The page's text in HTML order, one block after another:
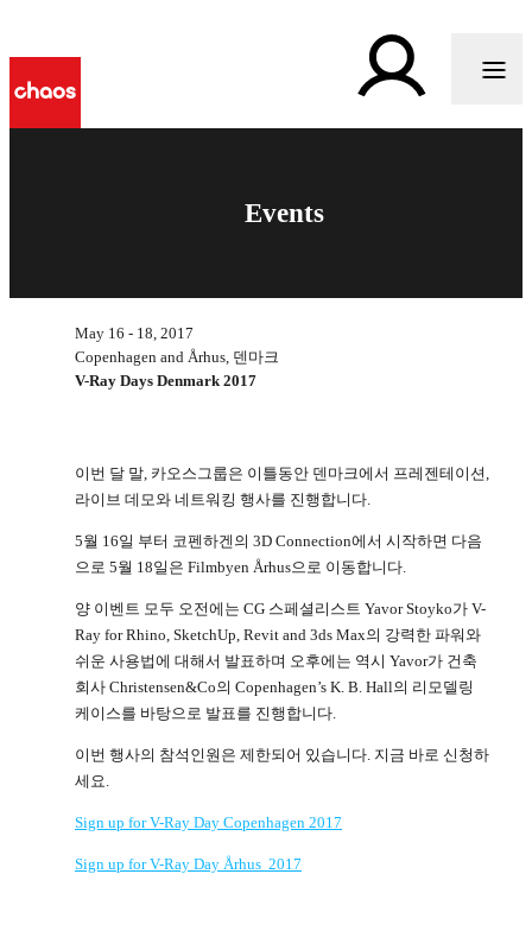
Events
May 16 - 18, 2017
Copenhagen and Århus, 덴마크
V-Ray Days Denmark 2017
이번 달 말, 카오스그룹은 이틀동안 덴마크에서 프레젠테이션,
라이브 데모와 네트워킹 행사를 진행합니다.
5월 16일 부터 코펜하겐의 3D Connection에서 시작하면 다음
으로 5월 18일은 Filmbyen Århus으로 이동합니다.
양 이벤트 모두 오전에는 CG 스페셜리스트 Yavor Stoyko가 V-
Ray for Rhino, SketchUp, Revit and 3ds Max의 강력한 파워와
쉬운 사용법에 대해서 발표하며 오후에는 역시 Yavor가 건축
회사 Christensen&Co의 Copenhagen’s K. B. Hall의 리모델링
케이스를 바탕으로 발표를 진행합니다.
이번 행사의 참석인원은 제한되어 있습니다. 지금 바로 신청하
세요.
Sign up for V-Ray Day Copenhagen 2017
Sign up for V-Ray Day Århus 2017